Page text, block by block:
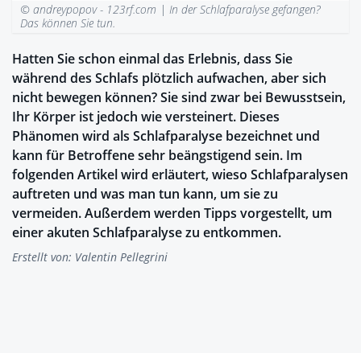
© andreypopov - 123rf.com |In der Schlafparalyse gefangen?
Das können Sie tun.
Hatten Sie schon einmal das Erlebnis, dass Sie
während des Schlafs plötzlich aufwachen, aber sich
nicht bewegen können? Sie sind zwar bei Bewusstsein,
Ihr Körper ist jedoch wie versteinert. Dieses
Phänomen wird als Schlafparalyse bezeichnet und
kann für Betroffene sehr beängstigend sein. Im
folgenden Artikel wird erläutert, wieso Schlafparalysen
auftreten und was man tun kann, um sie zu
vermeiden. Außerdem werden Tipps vorgestellt, um
einer akuten Schlafparalyse zu entkommen.
Erstellt von: Valentin Pellegrini